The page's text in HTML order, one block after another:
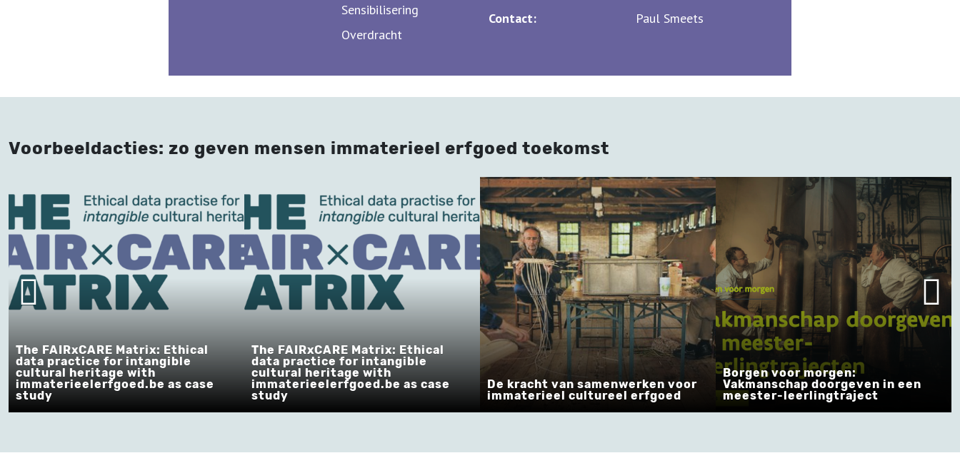
Sensibilisering
Overdracht
Contact: Paul Smeets
Voorbeeldacties: zo geven mensen immaterieel erfgoed toekomst
The FAIRxCARE Matrix: Ethical
data practice for intangible
cultural heritage with
immaterieelerfgoed.be as case
study
The FAIRxCARE Matrix: Ethical
data practice for intangible
cultural heritage with
immaterieelerfgoed.be as case
study
De kracht van samenwerken voor
immaterieel cultureel erfgoed
Borgen voor morgen:
Vakmanschap doorgeven in een
meester-leerlingtraject